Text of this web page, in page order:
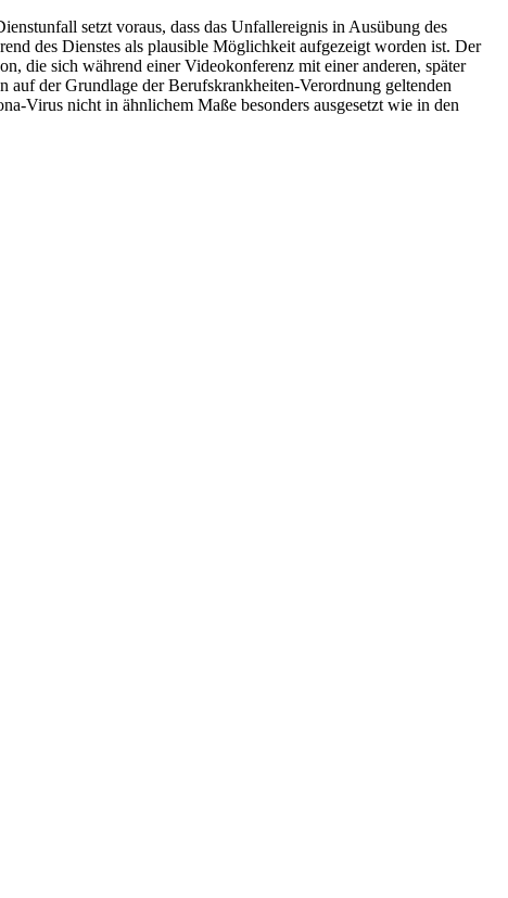
setzt voraus, dass das Unfallereignis in Ausübung des
des Dienstes als plausible Möglichkeit aufgezeigt worden ist. Der
die sich während einer Videokonferenz mit einer anderen, später
der Grundlage der Berufskrankheiten-Verordnung geltenden
Virus nicht in ähnlichem Maße besonders ausgesetzt wie in den